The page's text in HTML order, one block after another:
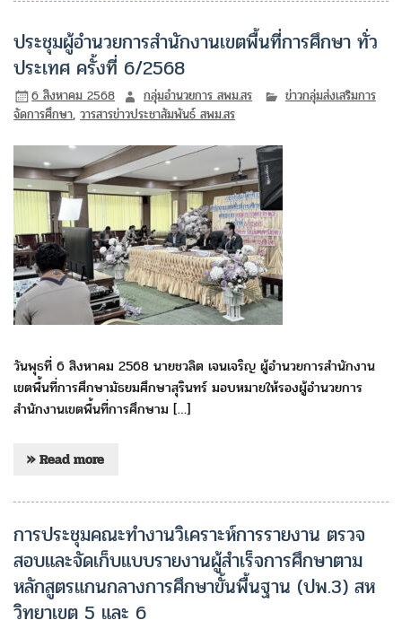
ประชุมผู้อำนวยการสำนักงานเขตพื้นที่การศึกษา ทั่ว
ประเทศ ครั้งที่ 6/2568
6 สิงหาคม 2568 กลุ่มอำนวยการ สพม.สร
ข่าวกลุ่มส่งเสริมการ
จัดการศึกษา,วารสารข่าวประชาสัมพันธ์ สพม.สร
วันพุธที่ 6 สิงหาคม 2568 นายชวลิต เจนเจริญ ผู้อำนวยการสำนักงาน
เขตพื้นที่การศึกษามัธยมศึกษาสุรินทร์ มอบหมายให้รองผู้อำนวยการ
สำนักงานเขตพื้นที่การศึกษาม […]
» Read more
การประชุมคณะทำงานวิเคราะห์การรายงาน ตรวจ
สอบและจัดเก็บแบบรายงานผู้สำเร็จการศึกษาตาม
หลักสูตรแกนกลางการศึกษาขั้นพื้นฐาน (ปพ.3) สห
วิทยาเขต 5 และ 6